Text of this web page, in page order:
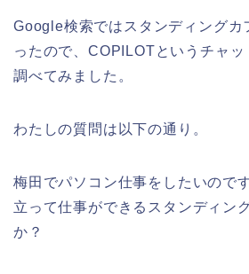
Google検索ではスタンディングカ
ったので、COPILOTというチャ
調べてみました。
わたしの質問は以下の通り。
梅田でパソコン仕事をしたいので
立って仕事ができるスタンディン
か？